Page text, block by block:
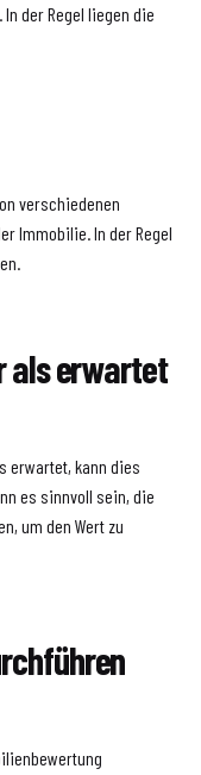
der Regel liegen die
verschiedenen
Immobilie. In der Regel
als erwartet
erwartet, kann dies
es sinnvoll sein, die
um den Wert zu